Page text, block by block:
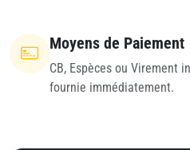
Moyens de Paiement
CB, Espèces ou Virement
fournie immédiatement.